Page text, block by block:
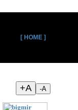
[ HOME ]